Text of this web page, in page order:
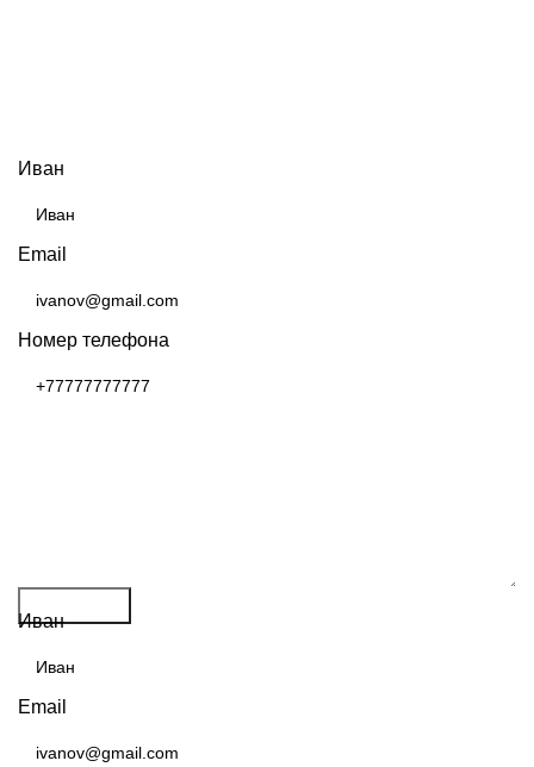
Иван
Email
Номер телефона
Иван
Email